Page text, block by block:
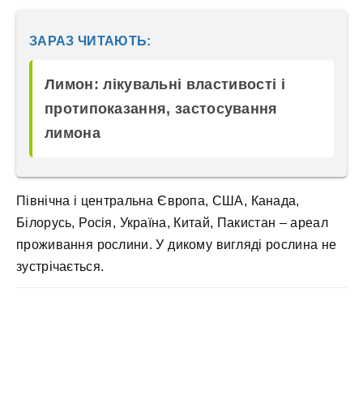
ЗАРАЗ ЧИТАЮТЬ:
Лимон: лікувальні властивості і
протипоказання, застосування
лимона
Північна і центральна Європа, США, Канада,
Білорусь, Росія, Україна, Китай, Пакистан – ареал
проживання рослини. У дикому вигляді рослина не
зустрічається.